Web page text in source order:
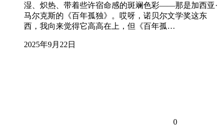
湿、炽热、带着些许宿命感的斑斓色彩——那是加西亚·
马尔克斯的《百年孤独》。哎呀，诺贝尔文学奖这东
西，我向来觉得它高高在上，但《百年孤…
2025年9月22日
0